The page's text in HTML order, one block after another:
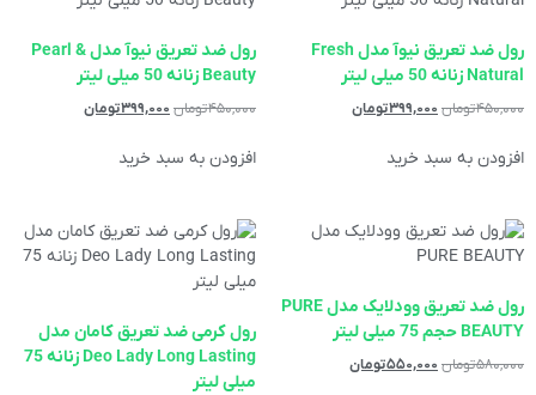
رول ضد تعریق نیوآ مدل Fresh
Natural زنانه 50 میلی لیتر
۴۵۰,۰۰۰تومان ۳۹۹,۰۰۰تومان
افزودن به سبد خرید
رول ضد تعریق نیوآ مدل Pearl &
Beauty زنانه 50 میلی لیتر
۴۵۰,۰۰۰تومان ۳۹۹,۰۰۰تومان
افزودن به سبد خرید
رول ضد تعریق وودلایک مدل PURE
BEAUTY حجم 75 میلی لیتر
۵۸۰,۰۰۰تومان ۵۵۰,۰۰۰تومان
رول کرمی ضد تعریق کامان مدل
Deo Lady Long Lasting زنانه 75
میلی لیتر